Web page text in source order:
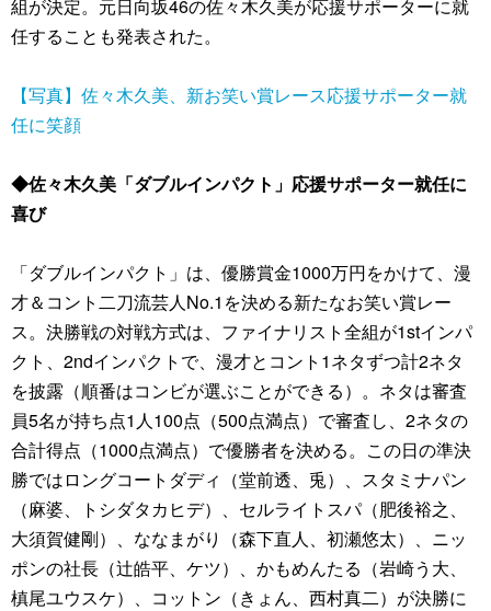
組が決定。元日向坂46の佐々木久美が応援サポーターに就
任することも発表された。
【写真】佐々木久美、新お笑い賞レース応援サポーター就
任に笑顔
◆佐々木久美「ダブルインパクト」応援サポーター就任に
喜び
「ダブルインパクト」は、優勝賞金1000万円をかけて、漫
才＆コント二刀流芸人No.1を決める新たなお笑い賞レー
ス。決勝戦の対戦方式は、ファイナリスト全組が1stインパ
クト、2ndインパクトで、漫才とコント1ネタずつ計2ネタ
を披露（順番はコンビが選ぶことができる）。ネタは審査
員5名が持ち点1人100点（500点満点）で審査し、2ネタの
合計得点（1000点満点）で優勝者を決める。この日の準決
勝ではロングコートダディ（堂前透、兎）、スタミナパン
（麻婆、トシダタカヒデ）、セルライトスパ（肥後裕之、
大須賀健剛）、ななまがり（森下直人、初瀬悠太）、ニッ
ポンの社長（辻皓平、ケツ）、かもめんたる（岩崎う大、
槙尾ユウスケ）、コットン（きょん、西村真二）が決勝に